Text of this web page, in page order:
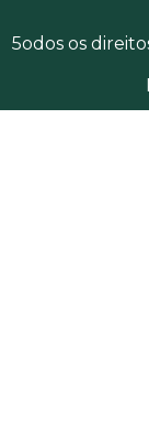
5odos os